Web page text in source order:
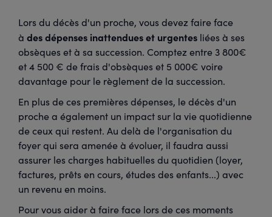
Lors du décès d'un proche, vous devez faire face
à des dépenses inattendues et urgentes liées à ses
obsèques et à sa succession. Comptez entre 3 800€
et 4 500 € de frais d'obsèques et 5 000€ voire
davantage pour le règlement de la succession.
En plus de ces premières dépenses, le décès d'un
proche a également un impact sur la vie quotidienne
de ceux qui restent. Au delà de l'organisation du
foyer qui sera amenée à évoluer, il faudra aussi
assurer les charges habituelles du quotidien (loyer,
factures, prêts en cours, études des enfants...) avec
un revenu en moins.
Pour vous aider à faire face lors de ces moments